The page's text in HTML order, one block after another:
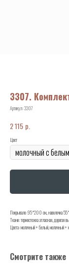
3307.
Артикул:3307
2 115 р.
Цвет
Покрывало 95*200 см., наволочка
Ткани: термостежка атласная, дорогая
Цвета: молочный + белый, молочный +
Смотрите также